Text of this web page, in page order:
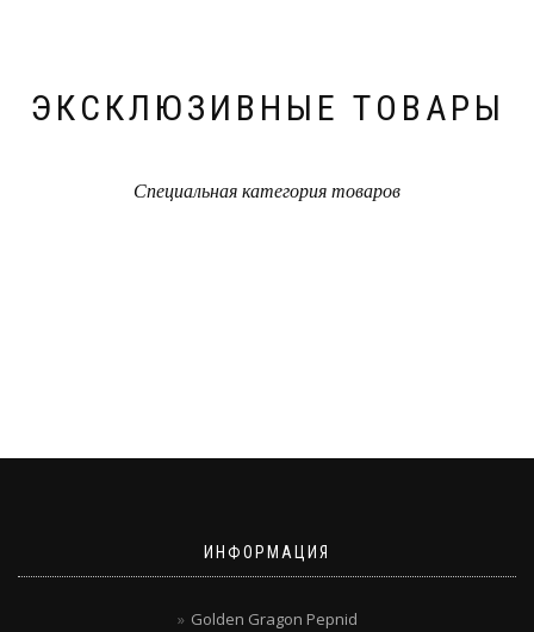
ЭКСКЛЮЗИВНЫЕ ТОВАРЫ
Специальная категория товаров
ИНФОРМАЦИЯ
Golden Gragon Pepnid